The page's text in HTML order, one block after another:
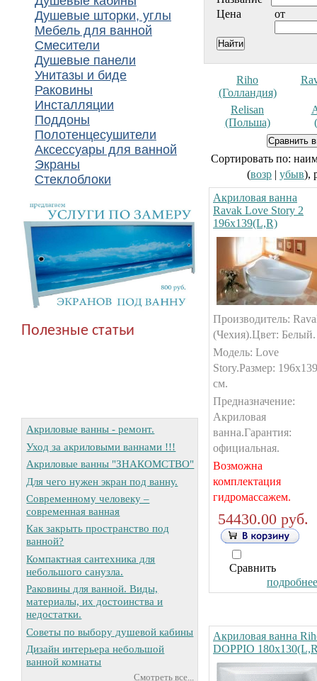
Душевые шторки, углы
Мебель для ванной
Смесители
Душевые панели
Унитазы и биде
Раковины
Инсталляции
Поддоны
Полотенцесушители
Аксессуары для ванной
Экраны
Стеклоблоки
Полезные статьи
Акриловые ванны - ремонт.
Уход за акриловыми ваннами !!!
Акриловые ванны "ЗНАКОМСТВО"
Для чего нужен экран под ванну.
Современному человеку –
современная ванная
Как закрыть пространство под
ванной?
Компактная сантехника для
небольшого санузла.
Раковины для ванной. Виды,
материалы, их достоинства и
недостатки.
Советы по выбору душевой кабины
Дизайн интерьера небольшой
ванной комнаты
Смотреть все...
Цена
от
Riho
(Голландия)
Relisan
(Польша)
Сортировать по:
(возр | убыв),
Акриловая ванна
Ravak Love Story 2
196х139(L,R)
Производитель:
(Чехия).Цвет: Белый.
Модель: Love
Story.Размер: 196х139
см.
Предназначение:
Акриловая
ванна.Гарантия:
официальная.
Возможна
комплектация
гидромассажем.
54430.00 руб.
Сравнить
Акриловая ванна
DOPPIO